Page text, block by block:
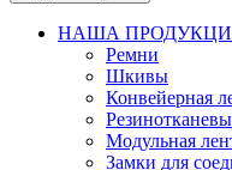
НАША
Ремни
Шкивы
Конвейерная
Модульная
Замки для